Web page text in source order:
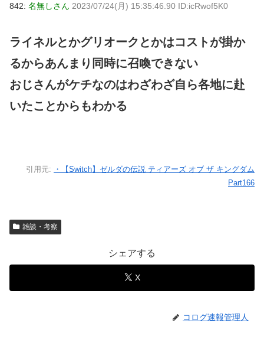
842: 名無しさん 2023/07/24(月) 15:35:46.90 ID:icRwof5K0
ライネルとかグリオークとかはコストが掛か
るからあんまり同時に召喚できない
おじさんがケチなのはわざわざ自ら各地に赴
いたことからもわかる
引用元:
・【Switch】ゼルダの伝説 ティアーズ オブ ザ キングダム
Part166
雑談・考察
シェアする
X
コログ速報管理人